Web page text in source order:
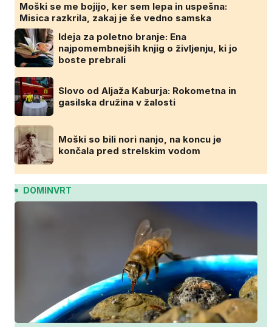
Moški se me bojijo, ker sem lepa in uspešna:
Misica razkrila, zakaj je še vedno samska
Ideja za poletno branje: Ena
najpomembnejših knjig o življenju, ki jo
boste prebrali
Slovo od Aljaža Kaburja: Rokometna in
gasilska družina v žalosti
Moški so bili nori nanjo, na koncu je
končala pred strelskim vodom
DOMINVRT